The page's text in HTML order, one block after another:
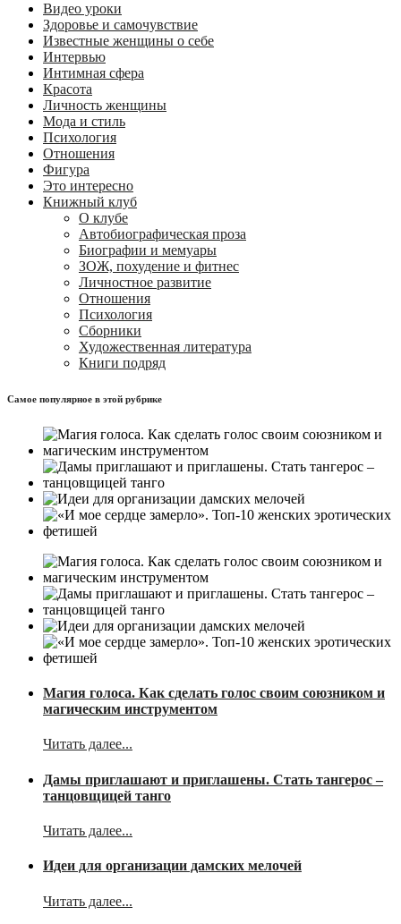
Видео уроки
Здоровье и самочувствие
Известные женщины о себе
Интервью
Интимная сфера
Красота
Личность женщины
Мода и стиль
Психология
Отношения
Фигура
Это интересно
Книжный клуб
О клубе
Автобиографическая проза
Биографии и мемуары
ЗОЖ, похудение и фитнес
Личностное развитие
Отношения
Психология
Сборники
Художественная литература
Книги подряд
Самое популярное в этой рубрике
Магия голоса. Как сделать голос своим союзником и
магическим инструментом
Читать далее...
Дамы приглашают и приглашены. Стать тангерос –
танцовщицей танго
Читать далее...
Идеи для организации дамских мелочей
Читать далее...